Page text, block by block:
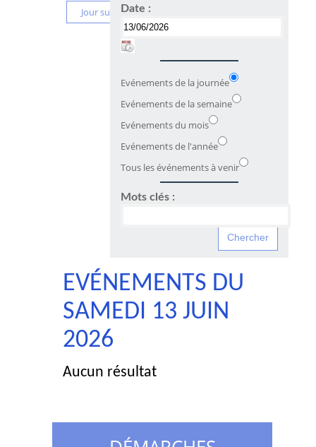
Jour suivantDate :
Evénements de la journée
Evénements de la semaine
Evénements du mois
Evénements de l'année
Tous les événements à venir
Mots clés :
EVÉNEMENTS DU
SAMEDI 13 JUIN
2026
Aucun résultat